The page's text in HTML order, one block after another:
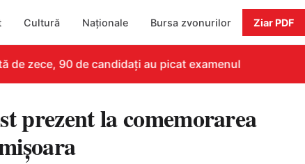
Cultură Naționale Bursa zvonurilor Ziar PDF
zece, 90 de candidați au picat examenul
prezent la comemorarea